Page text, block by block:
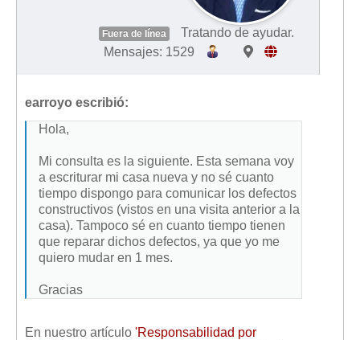
Fuera de línea
Tratando de ayudar.
Mensajes: 1529
earroyo escribió:
Hola,
Mi consulta es la siguiente. Esta semana voy
a escriturar mi casa nueva y no sé cuanto
tiempo dispongo para comunicar los defectos
constructivos (vistos en una visita anterior a la
casa). Tampoco sé en cuanto tiempo tienen
que reparar dichos defectos, ya que yo me
quiero mudar en 1 mes.
Gracias
En nuestro artículo 'Responsabilidad por